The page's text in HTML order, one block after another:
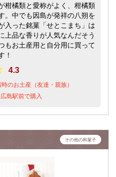
柑橘類と愛称がよく、柑橘類
。中でも因島が発祥の八朔を
入った銘菓「せとこまち」は
上品な香りが人気なんだそう
もお土産用と自分用に買って
！
4.3
時のお土産（友達・親族）
広島駅前で購入
その他の和菓子